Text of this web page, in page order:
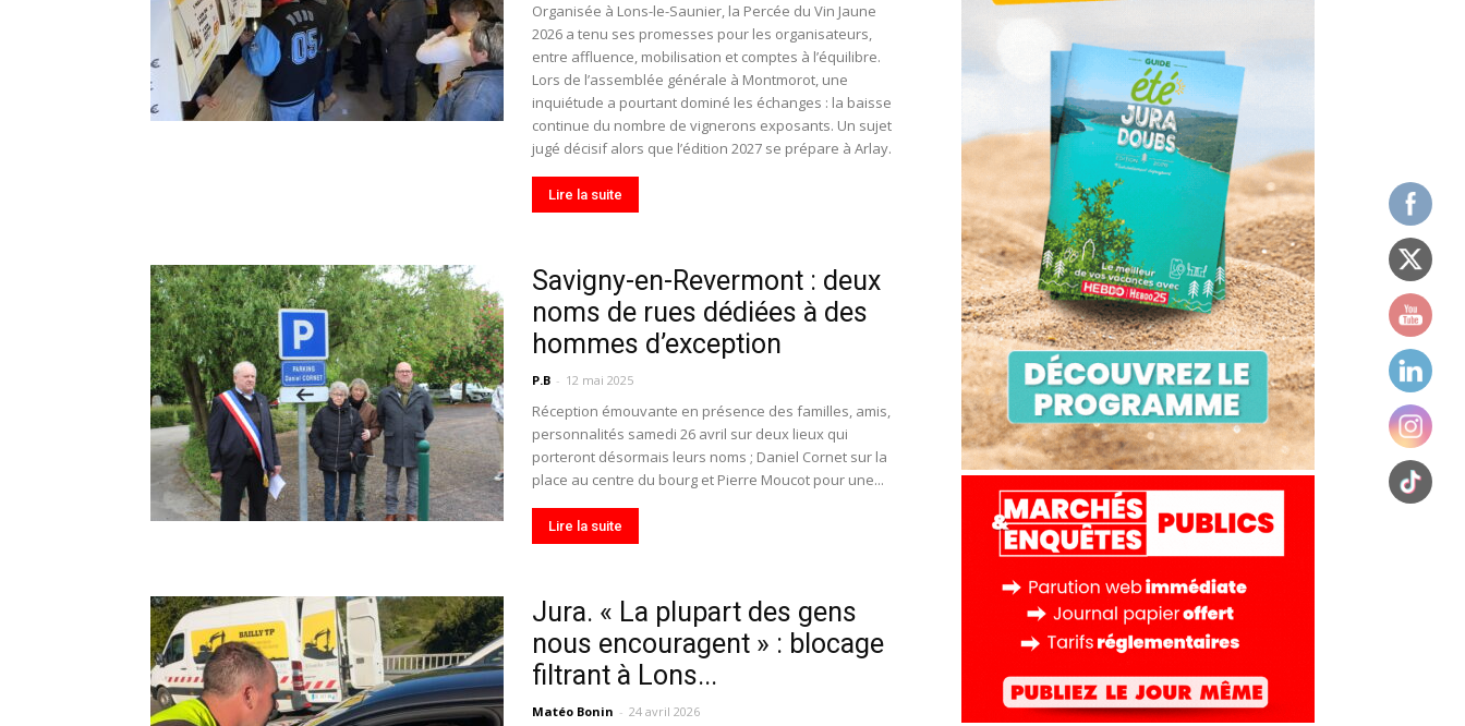
l'info
–
Hebdo39
Organisée à Lons-le-Saunier, la Percée du Vin Jaune
2026 a tenu ses promesses pour les organisateurs,
entre affluence, mobilisation et comptes à l’équilibre.
Lors de l’assemblée générale à Montmorot, une
inquiétude a pourtant dominé les échanges : la baisse
continue du nombre de vignerons exposants. Un sujet
jugé décisif alors que l’édition 2027 se prépare à Arlay.
Lire la suite
Savigny-en-Revermont : deux
noms de rues dédiées à des
hommes d’exception
P.B - 12 mai 2025
Réception émouvante en présence des familles, amis,
personnalités samedi 26 avril sur deux lieux qui
porteront désormais leurs noms ; Daniel Cornet sur la
place au centre du bourg et Pierre Moucot pour une...
Lire la suite
Jura. « La plupart des gens
nous encouragent » : blocage
filtrant à Lons...
Matéo Bonin - 24 avril 2026